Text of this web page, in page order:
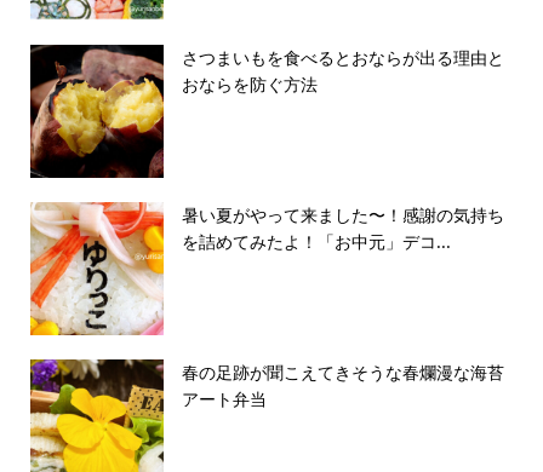
さつまいもを食べるとおならが出る理由と
おならを防ぐ方法
暑い夏がやって来ました〜！感謝の気持ち
を詰めてみたよ！「お中元」デコ...
春の足跡が聞こえてきそうな春爛漫な海苔
アート弁当